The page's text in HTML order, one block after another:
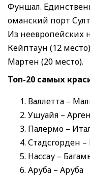
Фуншал.
оманский порт
Из неевропейских
Кейптаун (12
Мартен (20 место).
Топ-20 самых
Валлетта –
Ушуайя –
Палермо –
Стадсгорден
Нассау –
Аруба – Аруба